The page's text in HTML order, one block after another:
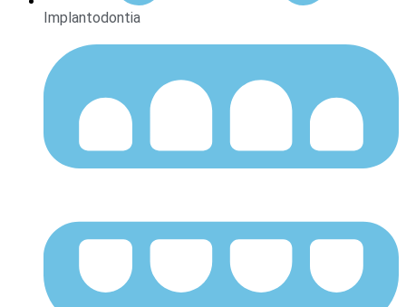
Implantodontia